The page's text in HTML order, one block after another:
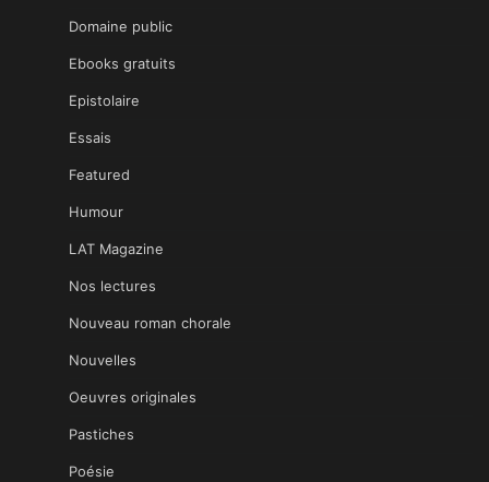
Domaine public
Ebooks gratuits
Epistolaire
Essais
Featured
Humour
LAT Magazine
Nos lectures
Nouveau roman chorale
Nouvelles
Oeuvres originales
Pastiches
Poésie